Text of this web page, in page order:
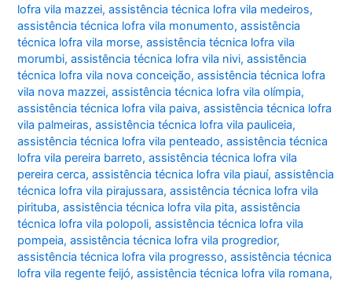
lofra vila mazzei,assistência técnica lofra vila medeiros,
assistência técnica lofra vila monumento,assistência
técnica lofra vila morse,assistência técnica lofra vila
morumbi,assistência técnica lofra vila nivi,assistência
técnica lofra vila nova conceição,assistência técnica lofra
vila nova mazzei,assistência técnica lofra vila olímpia,
assistência técnica lofra vila paiva,assistência técnica lofra
vila palmeiras,assistência técnica lofra vila pauliceia,
assistência técnica lofra vila penteado,assistência técnica
lofra vila pereira barreto,assistência técnica lofra vila
pereira cerca,assistência técnica lofra vila piauí,assistência
técnica lofra vila pirajussara,assistência técnica lofra vila
pirituba,assistência técnica lofra vila pita,assistência
técnica lofra vila polopoli,assistência técnica lofra vila
pompeia,assistência técnica lofra vila progredior,
assistência técnica lofra vila progresso,assistência técnica
lofra vila regente feijó,assistência técnica lofra vila romana,